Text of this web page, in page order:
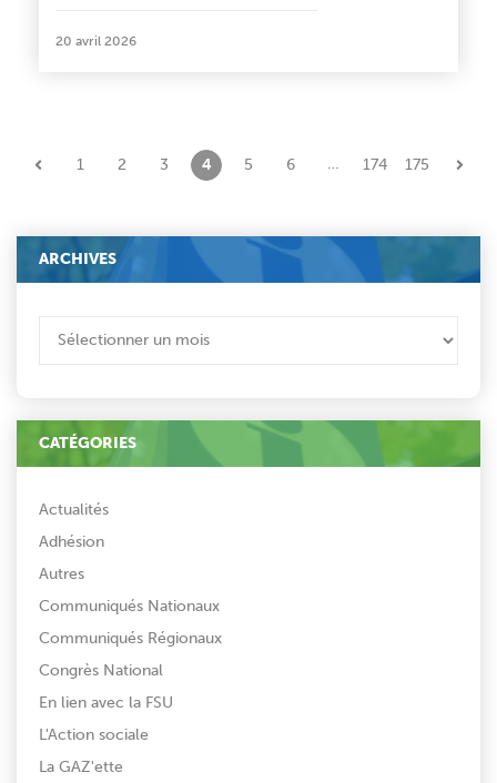
20 avril 2026
1 2 3 4 5 6 … 174 175
ARCHIVES
CATÉGORIES
Actualités
Adhésion
Autres
Communiqués Nationaux
Communiqués Régionaux
Congrès National
En lien avec la FSU
L'Action sociale
La GAZ'ette